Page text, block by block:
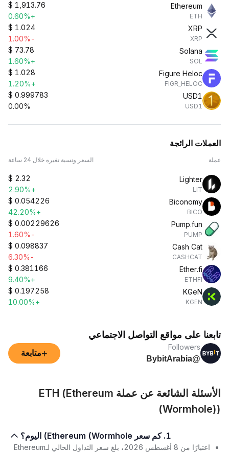
Ethereum
ETH
$ 1,913.76
+0.60%
XRP
XRP
$ 1.024
-1.00%
Solana
SOL
$ 73.78
+1.60%
Figure Heloc
FIGR_HELOC
$ 1.028
+1.20%
USD1
USD1
$ 0.999783
0.00%
العملات الرائجة
عملة السعر ونسبة تغيره خلال 24 ساعة
Lighter
LIT
$ 2.32
+2.90%
Biconomy
BICO
$ 0.054226
+42.20%
Pump.fun
PUMP
$ 0.00229626
-1.60%
Cash Cat
CASHCAT
$ 0.098837
-6.30%
Ether.fi
ETHFI
$ 0.381166
+9.40%
KGeN
KGEN
$ 0.197258
+10.00%
تابعنا على مواقع التواصل الاجتماعي
Followers
@BybitArabia
+متابعة
الأسئلة الشائعة عن عملة ETH (Ethereum
(Wormhole))
1. كم سعر Ethereum (Wormhole) اليوم؟
اعتبارًا من 8 أغسطس 2026، بلغ سعر التداول الحالي لـEthereum